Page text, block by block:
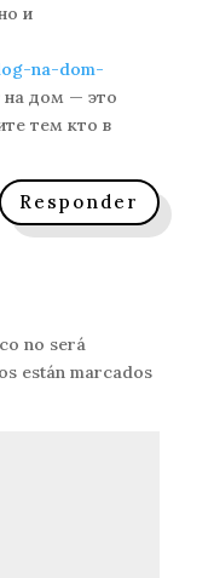
и
na-dom-
на дом — это
тем кто в
Responder
no será
están marcados